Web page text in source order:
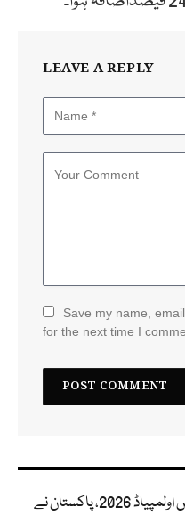
LEAVE A REPLY
Save my name,
for the next time I
انٹرنیشنل نیوکلیئر سائنس اولمپیاڈ 2026، پاکستان نے